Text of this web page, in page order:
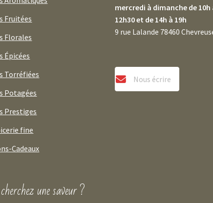
Fruitées
Florales
Épicées
Torréfiées
Potagées
Prestiges
fine
Cadeaux
une saveur ?
mercredi à dimanche de 10h
12h30 et de 14h à 19h
9 rue Lalande 78460
Nous écrire